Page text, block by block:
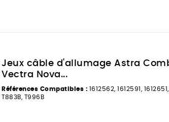
Jeux câble d'allumage Astra
Vectra Nova...
Références Compatibles : 1612562, 1612591,
T883B, T996B